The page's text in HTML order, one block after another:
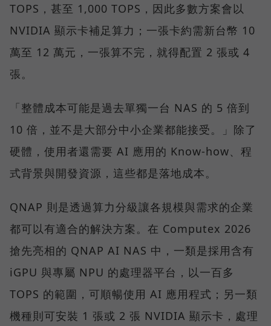
TOPS，甚至 1,000 TOPS，因此多數方案會以
NVIDIA 顯示卡補足算力；一張卡約需新台幣 10
萬至 12 萬元，一張算不完，就得配置 2 張或 4
張。
「整體成本可能是過去單獨一台 NAS 的 5 倍到
10 倍，並不是大部分中小企業都能接受。」除了
硬體，使用者還需要 AI 應用的 Know-how、程
式背景與開發資源，這些都是落地成本。
QNAP 則是透過算力分級讓各規模與需求的企業
都可以有適合的解決方案。在 Computex 2026
搶先亮相的 QNAP AI NAS 中，一類是採用含有
iGPU 與專屬 NPU 的處理器平台，以一百多
TOPS 的範圍，可順暢使用 AI 應用程式；另一類
機種則可安裝 1 張或 2 張 NVIDIA 顯示卡，處理